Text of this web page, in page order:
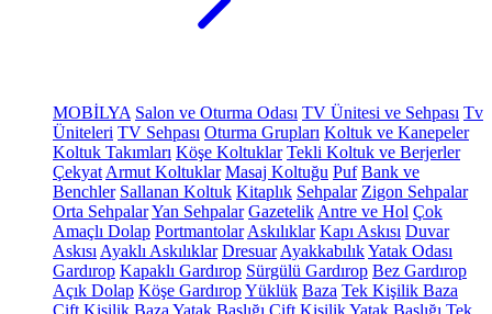
MOBİLYA Salon ve Oturma Odası TV Ünitesi ve Sehpası Tv
Üniteleri TV Sehpası Oturma Grupları Koltuk ve Kanepeler
Koltuk Takımları Köşe Koltuklar Tekli Koltuk ve Berjerler
Çekyat Armut Koltuklar Masaj Koltuğu Puf Bank ve
Benchler Sallanan Koltuk Kitaplık Sehpalar Zigon Sehpalar
Orta SehpalarYan Sehpalar Gazetelik Antre ve Hol Çok
Amaçlı Dolap Portmantolar Askılıklar Kapı Askısı Duvar
Askısı Ayaklı Askılıklar Dresuar AyakkabılıkYatak Odası
Gardırop Kapaklı Gardırop Sürgülü Gardırop Bez Gardırop
Açık Dolap Köşe GardıropYüklük Baza Tek Kişilik Baza
Çift Kişilik Baza Yatak Başlığı Çift Kişilik Yatak Başlığı Tek